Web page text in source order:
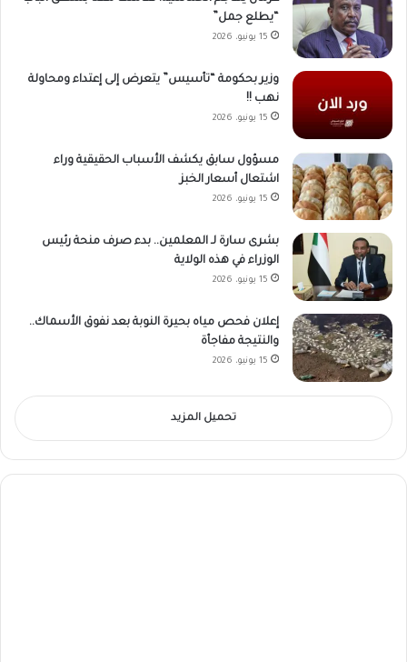
“يطلع جمل”
15 يونيو، 2026
وزير بحكومة “تأسيس” يتعرض إلى إعتداء ومحاولة
نهب !!
15 يونيو، 2026
مسؤول سابق يكشف الأسباب الحقيقية وراء
اشتعال أسعار الخبز
15 يونيو، 2026
بشرى سارة لـ المعلمين.. بدء صرف منحة رئيس
الوزراء في هذه الولاية
15 يونيو، 2026
إعلان فحص مياه بحيرة النوبة بعد نفوق الأسماك..
والنتيجة مفاجأة
15 يونيو، 2026
تحميل المزيد